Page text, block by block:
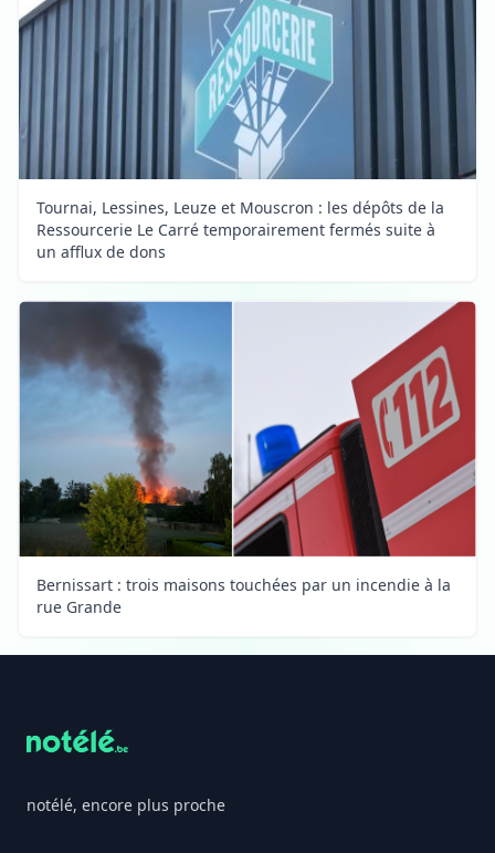
Tournai, Lessines, Leuze et Mouscron : les dépôts de la
Ressourcerie Le Carré temporairement fermés suite à
un afflux de dons
Bernissart : trois maisons touchées par un incendie à la
rue Grande
notélé, encore plus proche